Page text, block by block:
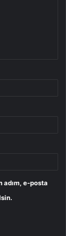
adım, e-posta